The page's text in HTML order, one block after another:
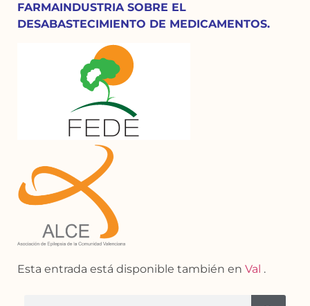
FARMAINDUSTRIA SOBRE EL
DESABASTECIMIENTO DE MEDICAMENTOS.
Esta entrada está disponible también en Val .